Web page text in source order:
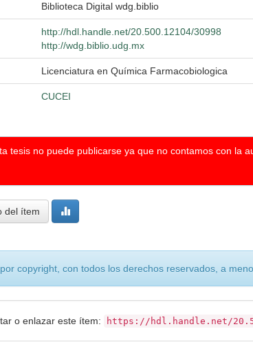
Biblioteca Digital wdg.biblio
http://hdl.handle.net/20.500.12104/30998
http://wdg.biblio.udg.mx
Licenciatura en Química Farmacobiologica
CUCEI
tesis no puede publicarse ya que no contamos con la
del ítem
copyright, con todos los derechos reservados, a
o enlazar este ítem: https://hdl.handle.net/